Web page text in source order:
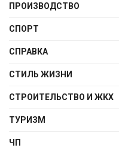
ПРОИЗВОДСТВО
СПОРТ
СПРАВКА
СТИЛЬ ЖИЗНИ
СТРОИТЕЛЬСТВО И ЖКХ
ТУРИЗМ
ЧП